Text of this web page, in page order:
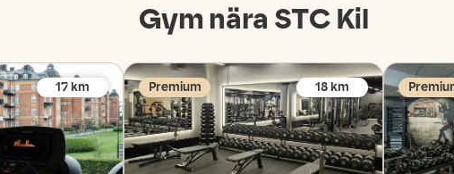
Gym nära STC Kil
17 km Premium 18 km